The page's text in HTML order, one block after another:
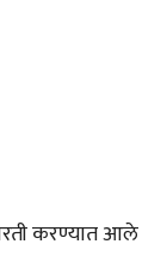
करण्यात आले